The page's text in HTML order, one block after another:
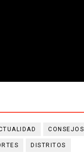
CONSEJOS
DISTRITOS